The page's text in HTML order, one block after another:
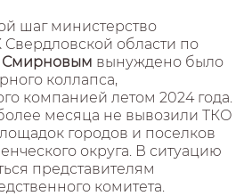
шаг министерство
области по
Смирновым вынуждено было
коллапса,
компанией летом 2024 года.
месяца не вывозили ТКО
городов и поселков
округа. В ситуацию
представителям
комитета.